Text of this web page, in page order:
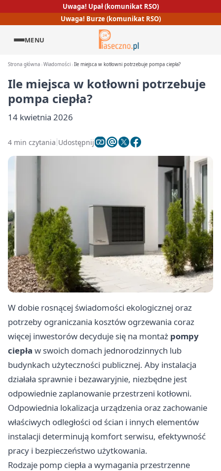
Uwaga! Upał (komunikat RSO)
Uwaga! Burze (komunikat RSO)
MENU
Strona główna Wiadomości Ile miejsca w kotłowni potrzebuje pompa ciepła?
Ile miejsca w kotłowni potrzebuje
pompa ciepła?
14 kwietnia 2026
4 min czytania Udostępnij
W dobie rosnącej świadomości ekologicznej oraz
potrzeby ograniczania kosztów ogrzewania coraz
więcej inwestorów decyduje się na montaż pompy
ciepła w swoich domach jednorodzinnych lub
budynkach użyteczności publicznej. Aby instalacja
działała sprawnie i bezawaryjnie, niezbędne jest
odpowiednie zaplanowanie przestrzeni kotłowni.
Odpowiednia lokalizacja urządzenia oraz zachowanie
właściwych odległości od ścian i innych elementów
instalacji determinują komfort serwisu, efektywność
pracy i bezpieczeństwo użytkowania.
Rodzaje pomp ciepła a wymagania przestrzenne